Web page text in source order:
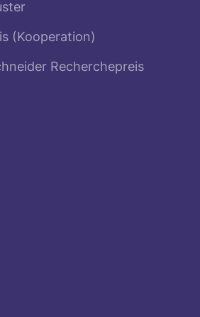
(Kooperation)
Recherchepreis